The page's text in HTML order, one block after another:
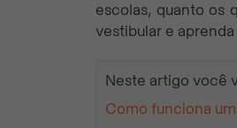
escolas, quanto os
vestibular e
Neste artigo você
Como funciona